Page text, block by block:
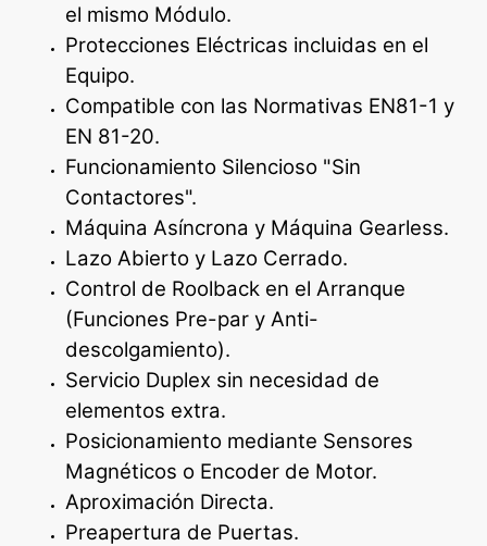
el mismo Módulo.
Protecciones Eléctricas incluidas en el
Equipo.
Compatible con las Normativas EN81-1 y
EN 81-20.
Funcionamiento Silencioso "Sin
Contactores".
Máquina Asíncrona y Máquina Gearless.
Lazo Abierto y Lazo Cerrado.
Control de Roolback en el Arranque
(Funciones Pre-par y Anti-
descolgamiento).
Servicio Duplex sin necesidad de
elementos extra.
Posicionamiento mediante Sensores
Magnéticos o Encoder de Motor.
Aproximación Directa.
Preapertura de Puertas.